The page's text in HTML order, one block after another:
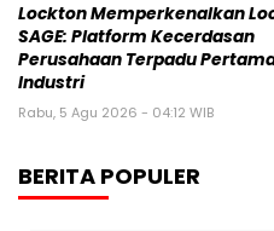
Lockton Memperkenalkan
SAGE: Platform Kecerdasan
Perusahaan Terpadu
Industri
Rabu, 5 Agu 2026 - 04:12 WIB
BERITA POPULER